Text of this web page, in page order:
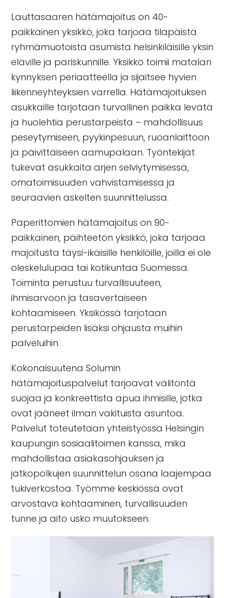
Lauttasaaren hätämajoitus on 40-
paikkainen yksikkö, joka tarjoaa tilapäistä
ryhmämuotoista asumista helsinkiläisille yksin
eläville ja pariskunnille. Yksikkö toimii matalan
kynnyksen periaatteella ja sijaitsee hyvien
liikenneyhteyksien varrella. Hätämajoituksen
asukkaille tarjotaan turvallinen paikka levätä
ja huolehtia perustarpeista – mahdollisuus
peseytymiseen, pyykinpesuun, ruoanlaittoon
ja päivittäiseen aamupalaan. Työntekijät
tukevat asukkaita arjen selviytymisessä,
omatoimisuuden vahvistamisessa ja
seuraavien askelten suunnittelussa.
Paperittomien hätämajoitus on 90-
paikkainen, päihteetön yksikkö, joka tarjoaa
majoitusta täysi-ikäisille henkilöille, joilla ei ole
oleskelulupaa tai kotikuntaa Suomessa.
Toiminta perustuu turvallisuuteen,
ihmisarvoon ja tasavertaiseen
kohtaamiseen. Yksikössä tarjotaan
perustarpeiden lisäksi ohjausta muihin
palveluihin.
Kokonaisuutena Solumin
hätämajoituspalvelut tarjoavat välitöntä
suojaa ja konkreettista apua ihmisille, jotka
ovat jääneet ilman vakituista asuntoa.
Palvelut toteutetaan yhteistyössä Helsingin
kaupungin sosiaalitoimen kanssa, mikä
mahdollistaa asiakasohjauksen ja
jatkopolkujen suunnittelun osana laajempaa
tukiverkostoa. Työmme keskiössä ovat
arvostava kohtaaminen, turvallisuuden
tunne ja aito usko muutokseen.